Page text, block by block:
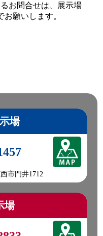
お問合せは、展示場
お願いします。
場
市門井1712
場